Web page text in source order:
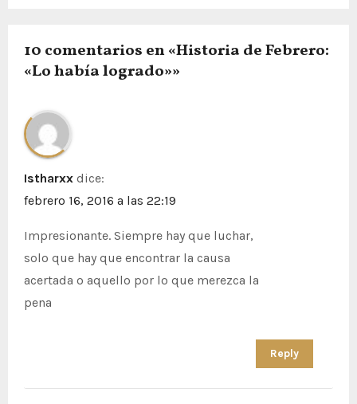
e
n
t
r
a
d
a
s
10 comentarios en «Historia de Febrero:
«Lo había logrado»»
Istharxx dice:
febrero 16, 2016 a las 22:19
Impresionante. Siempre hay que luchar,
solo que hay que encontrar la causa
acertada o aquello por lo que merezca la
pena
Reply